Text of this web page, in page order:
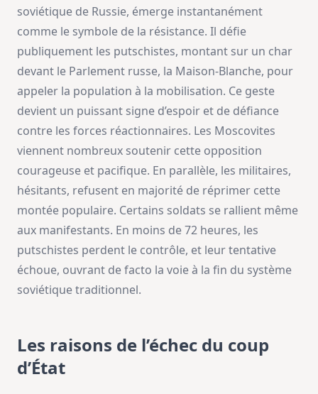
soviétique de Russie, émerge instantanément
comme le symbole de la résistance. Il défie
publiquement les putschistes, montant sur un char
devant le Parlement russe, la Maison-Blanche, pour
appeler la population à la mobilisation. Ce geste
devient un puissant signe d’espoir et de défiance
contre les forces réactionnaires. Les Moscovites
viennent nombreux soutenir cette opposition
courageuse et pacifique. En parallèle, les militaires,
hésitants, refusent en majorité de réprimer cette
montée populaire. Certains soldats se rallient même
aux manifestants. En moins de 72 heures, les
putschistes perdent le contrôle, et leur tentative
échoue, ouvrant de facto la voie à la fin du système
soviétique traditionnel.
Les raisons de l’échec du coup
d’État